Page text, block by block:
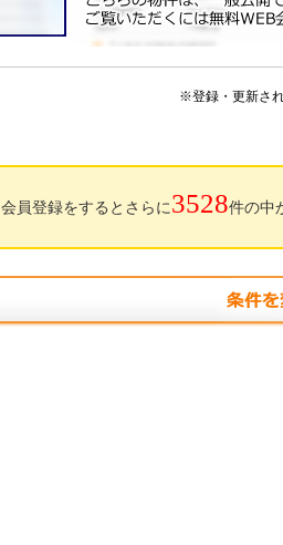
※登録・更新さ
会員登録をするとさらに3528件の中